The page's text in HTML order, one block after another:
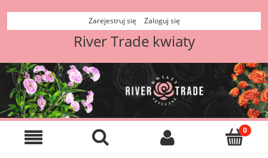
Zarejestruj się Zaloguj się
River Trade kwiaty